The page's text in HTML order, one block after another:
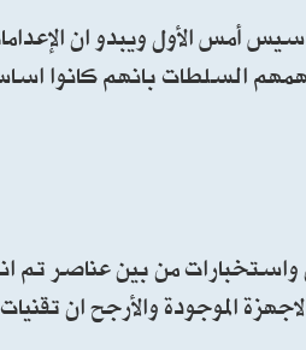
أمس الأول ويبدو ان
السلطات بانهم كانوا
يشار اليها تتحدث عن نحو 4000 رجل أمن
الموجودة والأرجح ان